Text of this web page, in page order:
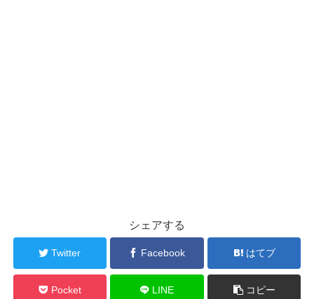
シェアする
Twitter Facebook はてブ
Pocket LINE コピー